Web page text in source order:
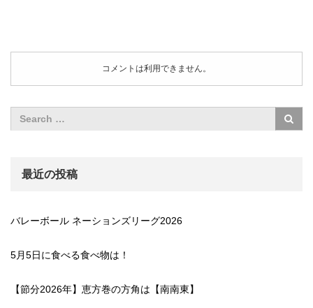
コメントは利用できません。
最近の投稿
バレーボール ネーションズリーグ2026
5月5日に食べる食べ物は！
【節分2026年】恵方巻の方角は【南南東】